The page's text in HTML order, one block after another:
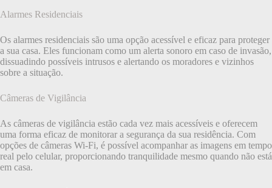
Alarmes Residenciais
Os alarmes residenciais são uma opção acessível e eficaz para proteger
a sua casa. Eles funcionam como um alerta sonoro em caso de invasão,
dissuadindo possíveis intrusos e alertando os moradores e vizinhos
sobre a situação.
Câmeras de Vigilância
As câmeras de vigilância estão cada vez mais acessíveis e oferecem
uma forma eficaz de monitorar a segurança da sua residência. Com
opções de câmeras Wi-Fi, é possível acompanhar as imagens em tempo
real pelo celular, proporcionando tranquilidade mesmo quando não está
em casa.